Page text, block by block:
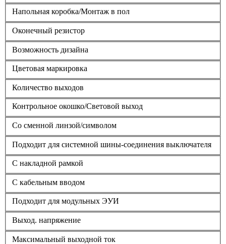
Напольная коробка/Монтаж в пол
Оконечный резистор
Возможность дизайна
Цветовая маркировка
Количество выходов
Контрольное окошко/Световой выход
Со сменной линзой/символом
Подходит для системной шины-соединения выключателя
С накладной рамкой
С кабельным вводом
Подходит для модульных ЭУИ
Выход. напряжение
Максимальный выходной ток